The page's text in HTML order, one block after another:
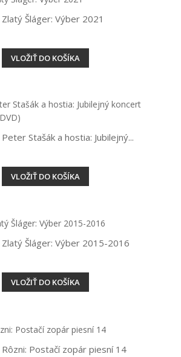
Zlatý Šláger: Výber 2021
VLOŽIŤ DO KOŠÍKA
Peter Stašák a hostia: Jubilejný...
VLOŽIŤ DO KOŠÍKA
Zlatý Šláger: Výber 2015-2016
VLOŽIŤ DO KOŠÍKA
Rôzni: Postačí zopár piesní 14